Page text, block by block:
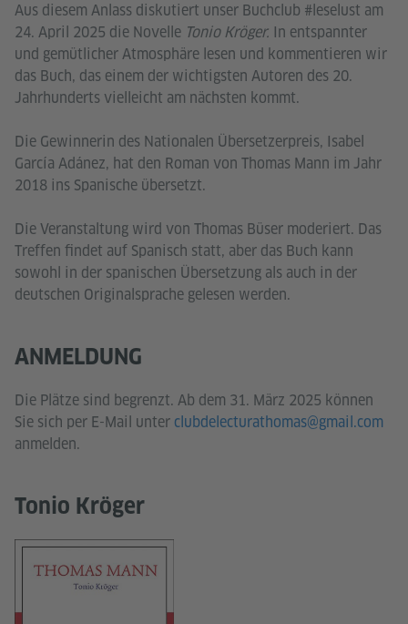
Aus diesem Anlass diskutiert unser Buchclub #leselust am
24. April 2025 die Novelle Tonio Kröger. In entspannter
und gemütlicher Atmosphäre lesen und kommentieren wir
das Buch, das einem der wichtigsten Autoren des 20.
Jahrhunderts vielleicht am nächsten kommt.
Die Gewinnerin des Nationalen Übersetzerpreis, Isabel
García Adánez, hat den Roman von Thomas Mann im Jahr
2018 ins Spanische übersetzt.
Die Veranstaltung wird von Thomas Büser moderiert. Das
Treffen findet auf Spanisch statt, aber das Buch kann
sowohl in der spanischen Übersetzung als auch in der
deutschen Originalsprache gelesen werden.
ANMELDUNG
Die Plätze sind begrenzt. Ab dem 31. März 2025 können
Sie sich per E-Mail unter clubdelecturathomas@gmail.com
anmelden.
Tonio Kröger